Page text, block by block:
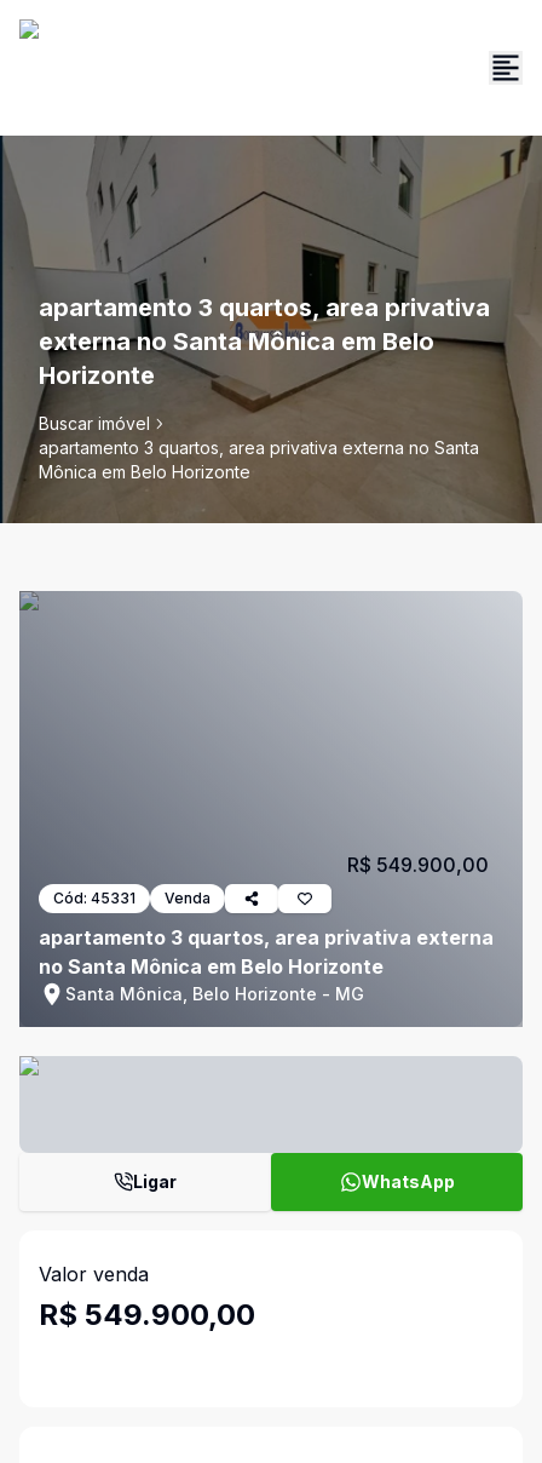
apartamento 3 quartos, area privativa
externa no Santa Mônica em Belo
Horizonte
Buscar imóvel
apartamento 3 quartos, area privativa externa no Santa
Mônica em Belo Horizonte
Cód: 45331 Venda
apartamento 3 quartos, area privativa externa
no Santa Mônica em Belo Horizonte
Santa Mônica, Belo Horizonte - MG
R$ 549.900,00
Ligar WhatsApp
Valor venda
R$ 549.900,00